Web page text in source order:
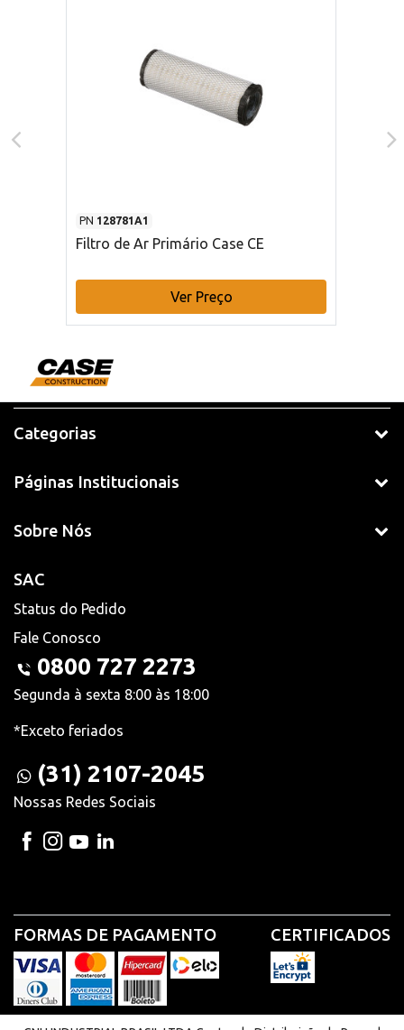
PN 128781A1
Filtro de Ar Primário Case CE
Ver Preço
Categorias
Páginas Institucionais
Sobre Nós
SAC
Status do Pedido
Fale Conosco
0800 727 2273
Segunda à sexta 8:00 às 18:00
*Exceto feriados
(31) 2107-2045
Nossas Redes Sociais
FORMAS DE PAGAMENTO CERTIFICADOS